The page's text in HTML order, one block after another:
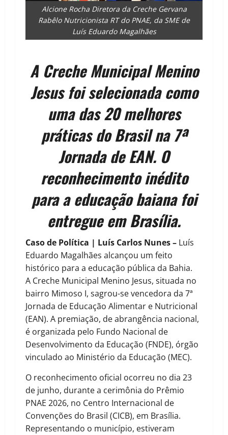
Alcione Rocha Diretora da Creche Gervana
Rabêlo Nutricionista RT do PNAE, da SME de
Luís Eduardo Magalhães
A Creche Municipal Menino
Jesus foi selecionada como
uma das 20 melhores
práticas do Brasil na 7ª
Jornada de EAN. O
reconhecimento inédito
para a educação baiana foi
entregue em Brasília.
Caso de Política | Luís Carlos Nunes– Luís
Eduardo Magalhães alcançou um feito
histórico para a educação pública da Bahia.
A Creche Municipal Menino Jesus, situada no
bairro Mimoso I, sagrou-se vencedora da 7ª
Jornada de Educação Alimentar e Nutricional
(EAN). A premiação, de abrangência nacional,
é organizada pelo Fundo Nacional de
Desenvolvimento da Educação (FNDE), órgão
vinculado ao Ministério da Educação (MEC).
O reconhecimento oficial ocorreu no dia 23
de junho, durante a cerimônia do Prêmio
PNAE 2026, no Centro Internacional de
Convenções do Brasil (CICB), em Brasília.
Representando o município, estiveram